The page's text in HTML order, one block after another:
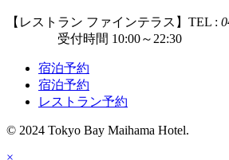
【レストラン ファインテラス】TEL :
受付時間 10:00～22:30
宿泊予約
宿泊予約
レストラン予約
© 2024 Tokyo Bay Maihama Hotel.
×